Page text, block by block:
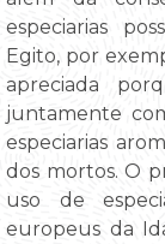
especiarias
Egito, por
apreciada
juntamente
especiarias
dos mortos. O
uso de
europeus da